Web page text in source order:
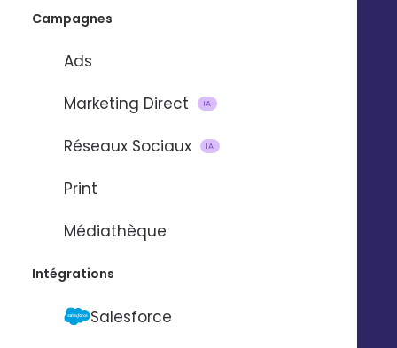
Campagnes
Ads
Marketing Direct
IA
Réseaux Sociaux IA
Print
Médiathèque
Intégrations
Salesforce